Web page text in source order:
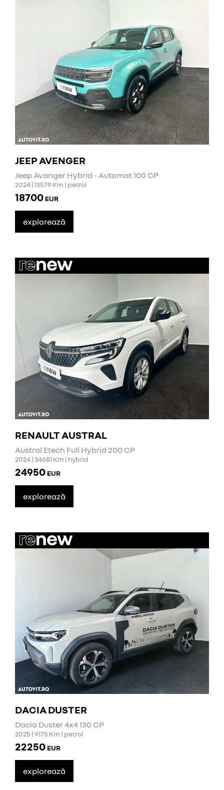
JEEP AVENGER
Jeep Avanger Hybrid - Automat 100 CP
2024 | 13579 Km | petrol
18700 EUR
explorează
RENAULT AUSTRAL
Austral Etech Full Hybrid 200 CP
2024 | 34681 Km | hybrid
24950 EUR
explorează
DACIA DUSTER
Dacia Duster 4x4 130 CP
2025 | 9175 Km | petrol
22250 EUR
explorează